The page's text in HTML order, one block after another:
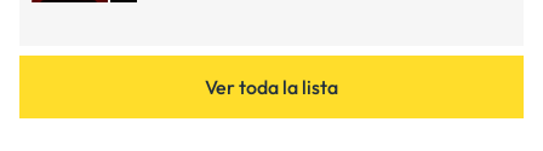
Ver toda la lista